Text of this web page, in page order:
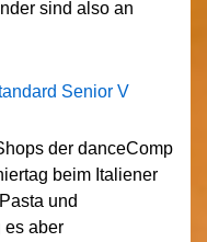
sind also an
Senior V
der danceComp
beim Italiener
und
es aber